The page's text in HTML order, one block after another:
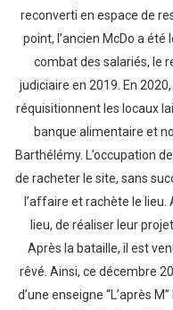
reconverti en espace de
point, l’ancien McDo a été
combat des salariés, le
judiciaire en 2019. En
réquisitionnent les locaux
banque alimentaire et
Barthélémy. L’occupation
de racheter le site, sans
l’affaire et rachète le lieu.
lieu, de réaliser leur
Après la bataille, il est
rêvé. Ainsi, ce décembre
d’une enseigne “L’après